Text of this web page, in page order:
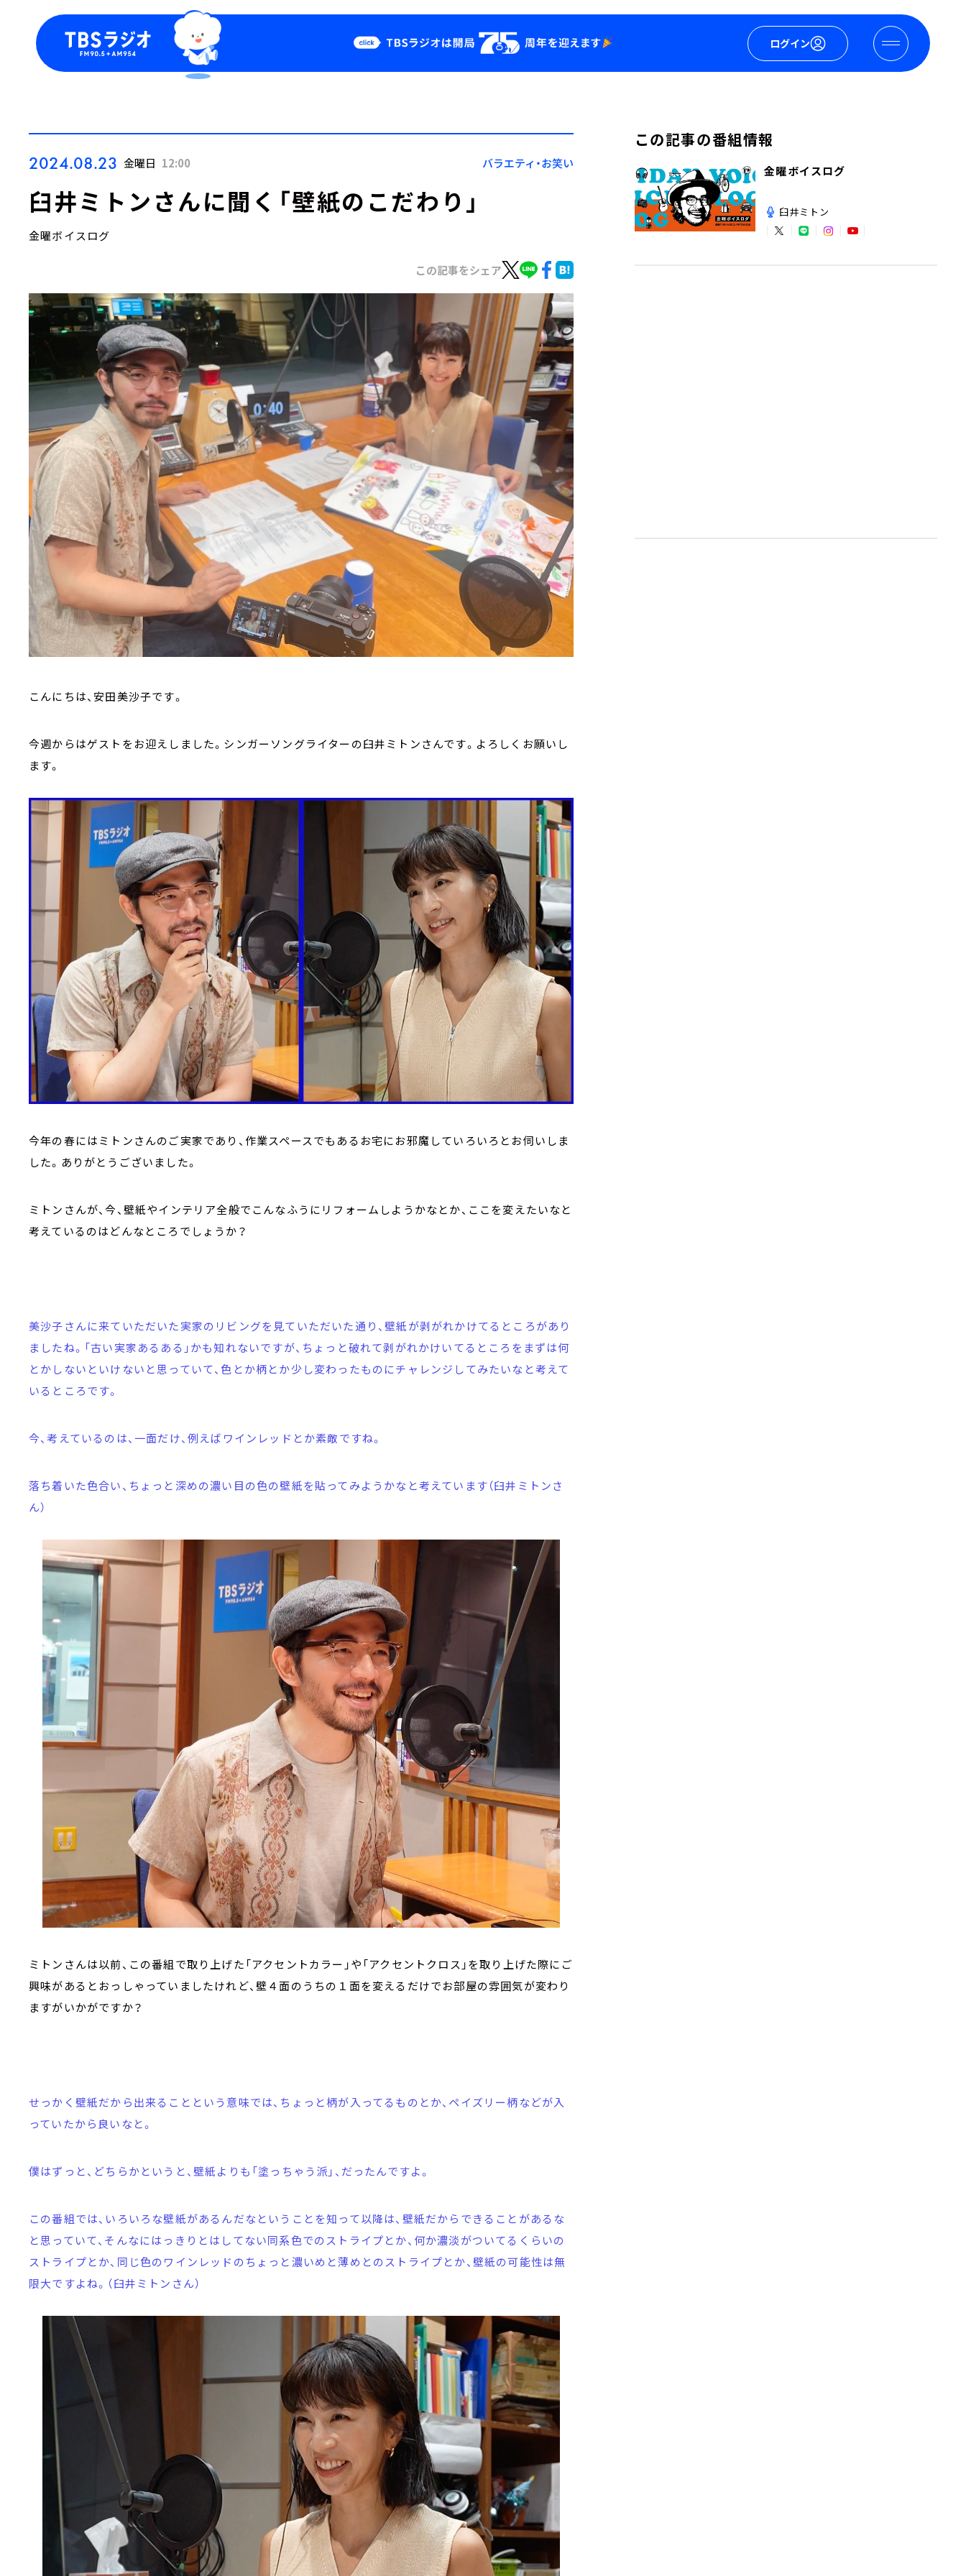
ログイン
Podcast
YouTube
会社情報
2024.08.23 金曜日 12:00 バラエティ・お笑い
臼井ミトンさんに聞く「壁紙のこだわり」
金曜ボイスログ
この記事をシェア
こんにちは、安田美沙子です。
今週からはゲストをお迎えしました。シンガーソングライターの臼井ミトンさんです。よろしくお願いし
ます。
今年の春にはミトンさんのご実家であり、作業スペースでもあるお宅にお邪魔していろいろとお伺いしま
した。ありがとうございました。
ミトンさんが、今、壁紙やインテリア全般でこんなふうにリフォームしようかなとか、ここを変えたいなと
考えているのはどんなところでしょうか？
美沙子さんに来ていただいた実家のリビングを見ていただいた通り、壁紙が剥がれかけてるところがあり
ましたね。「古い実家あるある」かも知れないですが、ちょっと破れて剥がれかけいてるところをまずは何
とかしないといけないと思っていて、色とか柄とか少し変わったものにチャレンジしてみたいなと考えて
いるところです。
今、考えているのは、一面だけ、例えばワインレッドとか素敵ですね。
落ち着いた色合い、ちょっと深めの濃い目の色の壁紙を貼ってみようかなと考えています（臼井ミトンさ
ん）
ミトンさんは以前、この番組で取り上げた「アクセントカラー」や「アクセントクロス」を取り上げた際にご
興味があるとおっしゃっていましたけれど、壁４面のうちの１面を変えるだけでお部屋の雰囲気が変わり
ますがいかがですか？
せっかく壁紙だから出来ることという意味では、ちょっと柄が入ってるものとか、ペイズリー柄などが入
っていたから良いなと。
僕はずっと、どちらかというと、壁紙よりも「塗っちゃう派」、だったんですよ。
この番組では、いろいろな壁紙があるんだなということを知って以降は、壁紙だからできることがあるな
と思っていて、そんなにはっきりとはしてない同系色でのストライプとか、何か濃淡がついてるくらいの
ストライプとか、同じ色のワインレッドのちょっと濃いめと薄めとのストライプとか、壁紙の可能性は無
限大ですよね。（臼井ミトンさん）
この記事の番組情報
金曜ボイスログ
臼井ミトン